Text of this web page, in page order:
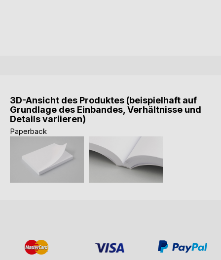
3D-Ansicht des Produktes (beispielhaft auf
Grundlage des Einbandes, Verhältnisse und
Details variieren)
Paperback